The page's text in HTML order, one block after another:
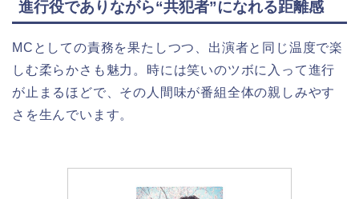
進行役でありながら“共犯者”になれる距離感
MCとしての責務を果たしつつ、出演者と同じ温度で楽
しむ柔らかさも魅力。時には笑いのツボに入って進行
が止まるほどで、その人間味が番組全体の親しみやす
さを生んでいます。